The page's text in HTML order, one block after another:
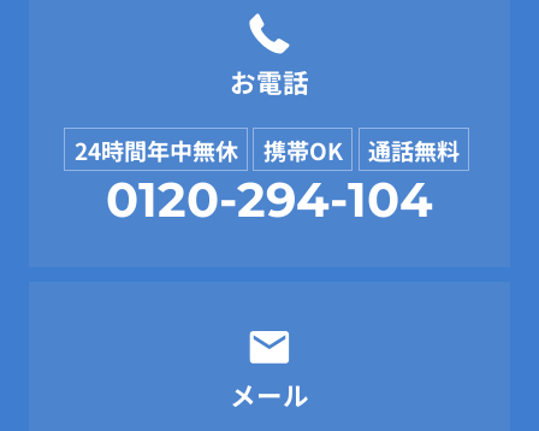
お電話
24時間年中無休 携帯OK 通話無料
0120-294-104
メール